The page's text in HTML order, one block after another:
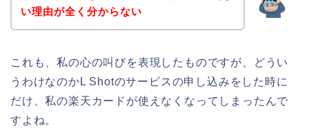
い理由が全く分からない
これも、私の心の叫びを表現したものですが、どうい
うわけなのかL Shotのサービスの申し込みをした時に
だけ、私の楽天カードが使えなくなってしまったんで
すよね。